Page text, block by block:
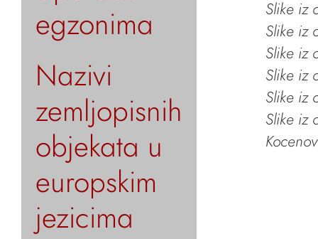
egzonima
Nazivi
zemljopisnih
objekata u
europskim
jezicima
Slike iz
Slike iz
Slike iz
Slike iz
Slike iz
Slike iz